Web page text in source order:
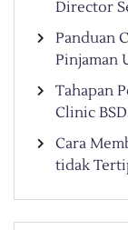
Director
Panduan
Pinjaman
Tahapan
Clinic BSD
Cara
tidak